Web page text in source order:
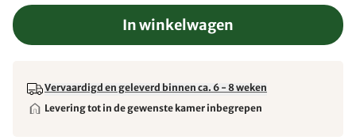
In winkelwagen
Vervaardigd en geleverd binnen ca. 6 - 8 weken
Levering tot in de gewenste kamer inbegrepen